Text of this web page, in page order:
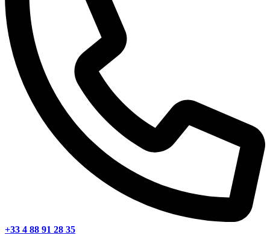
+33 4 88 91 28 35